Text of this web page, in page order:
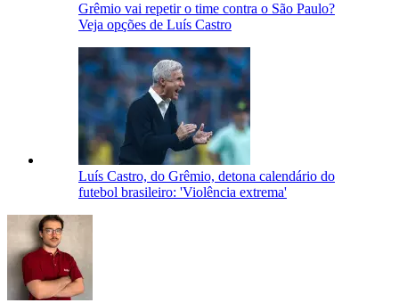
Grêmio vai repetir o time contra o São Paulo?
Veja opções de Luís Castro
Luís Castro, do Grêmio, detona calendário do
futebol brasileiro: 'Violência extrema'